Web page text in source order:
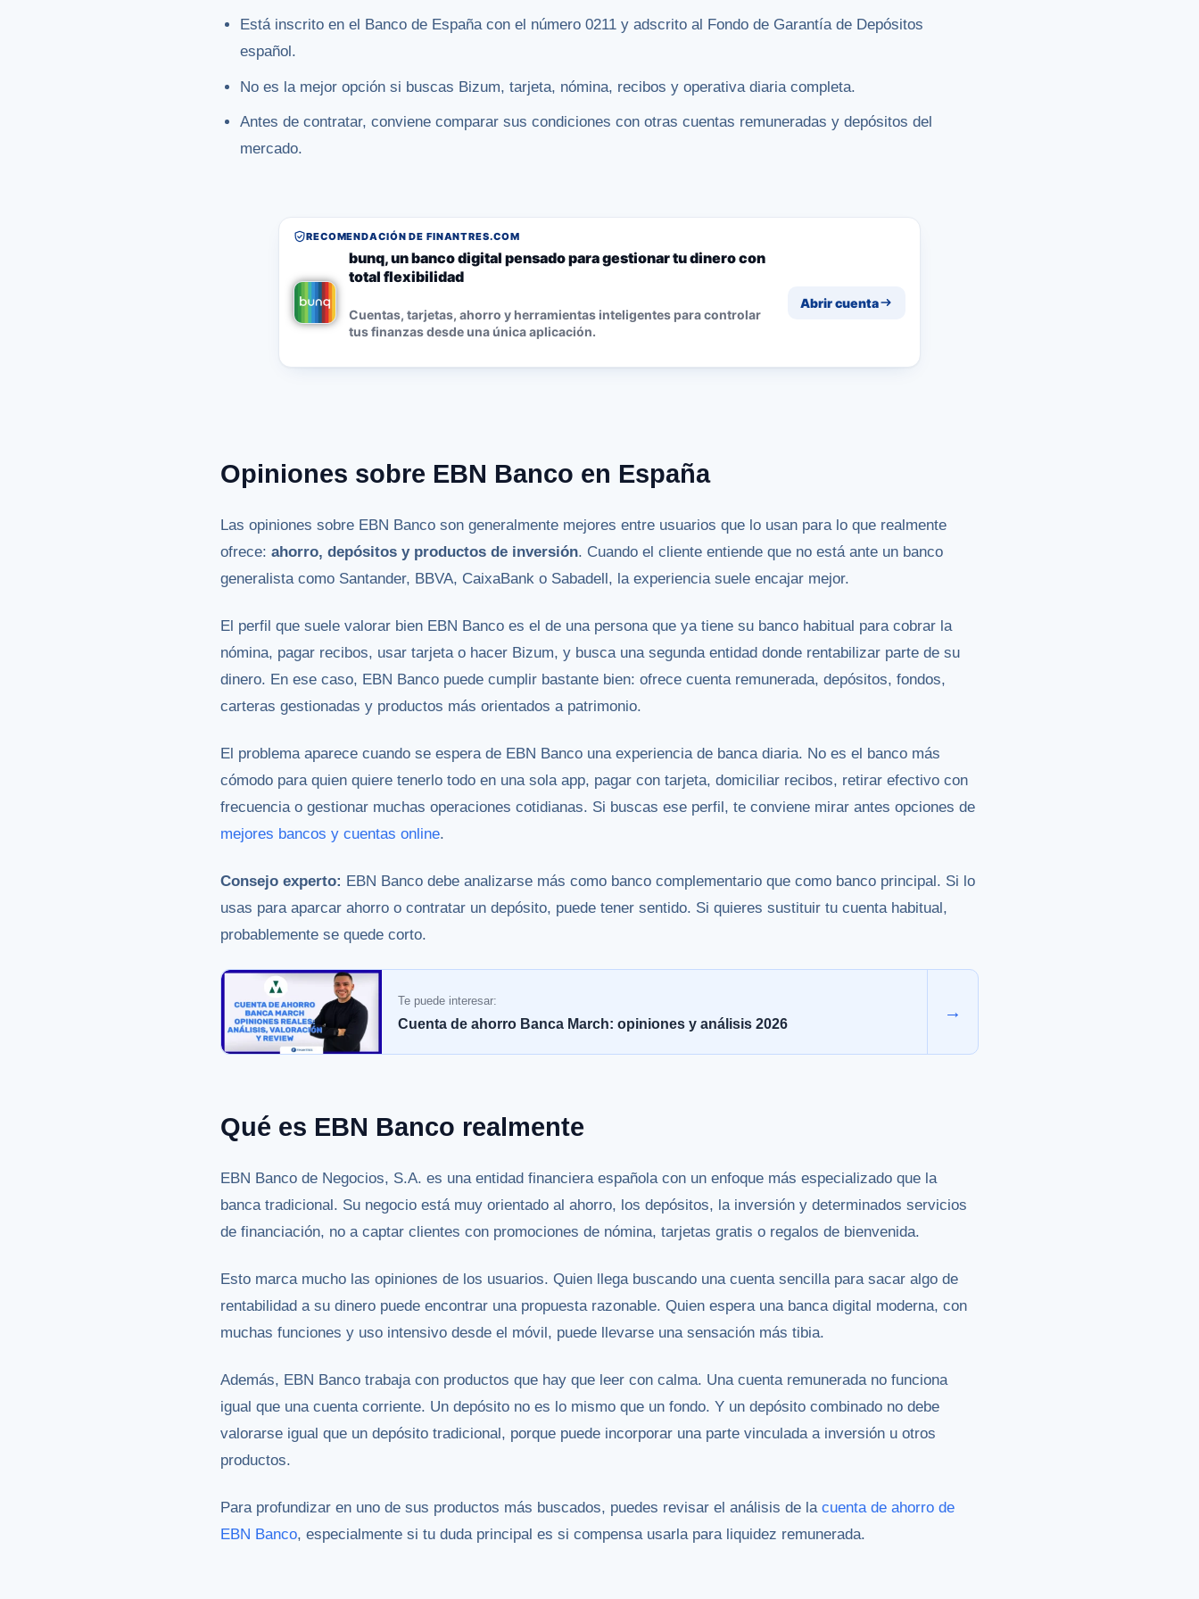
Está inscrito en el Banco de España con el número 0211 y adscrito al Fondo de Garantía de Depósitos
español.
No es la mejor opción si buscas Bizum, tarjeta, nómina, recibos y operativa diaria completa.
Antes de contratar, conviene comparar sus condiciones con otras cuentas remuneradas y depósitos del
mercado.
RECOMENDACIÓN DE FINANTRES.COM
bunq, un banco digital pensado para gestionar tu dinero con
total flexibilidad
Cuentas, tarjetas, ahorro y herramientas inteligentes para controlar
tus finanzas desde una única aplicación.
Abrir cuenta
Opiniones sobre EBN Banco en España
Las opiniones sobre EBN Banco son generalmente mejores entre usuarios que lo usan para lo que realmente
ofrece: ahorro, depósitos y productos de inversión. Cuando el cliente entiende que no está ante un banco
generalista como Santander, BBVA, CaixaBank o Sabadell, la experiencia suele encajar mejor.
El perfil que suele valorar bien EBN Banco es el de una persona que ya tiene su banco habitual para cobrar la
nómina, pagar recibos, usar tarjeta o hacer Bizum, y busca una segunda entidad donde rentabilizar parte de su
dinero. En ese caso, EBN Banco puede cumplir bastante bien: ofrece cuenta remunerada, depósitos, fondos,
carteras gestionadas y productos más orientados a patrimonio.
El problema aparece cuando se espera de EBN Banco una experiencia de banca diaria. No es el banco más
cómodo para quien quiere tenerlo todo en una sola app, pagar con tarjeta, domiciliar recibos, retirar efectivo con
frecuencia o gestionar muchas operaciones cotidianas. Si buscas ese perfil, te conviene mirar antes opciones de
mejores bancos y cuentas online.
Consejo experto: EBN Banco debe analizarse más como banco complementario que como banco principal. Si lo
usas para aparcar ahorro o contratar un depósito, puede tener sentido. Si quieres sustituir tu cuenta habitual,
probablemente se quede corto.
Te puede interesar:
Cuenta de ahorro Banca March: opiniones y análisis 2026
→
Qué es EBN Banco realmente
EBN Banco de Negocios, S.A. es una entidad financiera española con un enfoque más especializado que la
banca tradicional. Su negocio está muy orientado al ahorro, los depósitos, la inversión y determinados servicios
de financiación, no a captar clientes con promociones de nómina, tarjetas gratis o regalos de bienvenida.
Esto marca mucho las opiniones de los usuarios. Quien llega buscando una cuenta sencilla para sacar algo de
rentabilidad a su dinero puede encontrar una propuesta razonable. Quien espera una banca digital moderna, con
muchas funciones y uso intensivo desde el móvil, puede llevarse una sensación más tibia.
Además, EBN Banco trabaja con productos que hay que leer con calma. Una cuenta remunerada no funciona
igual que una cuenta corriente. Un depósito no es lo mismo que un fondo. Y un depósito combinado no debe
valorarse igual que un depósito tradicional, porque puede incorporar una parte vinculada a inversión u otros
productos.
Para profundizar en uno de sus productos más buscados, puedes revisar el análisis de la cuenta de ahorro de
EBN Banco, especialmente si tu duda principal es si compensa usarla para liquidez remunerada.